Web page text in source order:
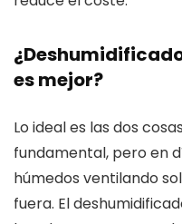
es mejor?
Lo ideal es las dos
fundamental, pero en
húmedos ventilando
fuera. El